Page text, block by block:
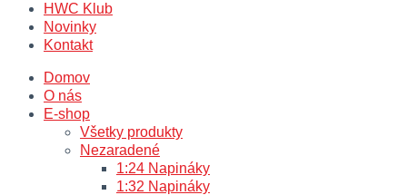
HWC Klub
Novinky
Kontakt
Domov
O nás
E-shop
Všetky produkty
Nezaradené
1:24 Napináky
1:32 Napináky